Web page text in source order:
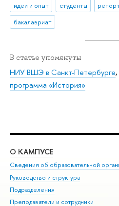
идеи и опыт студенты
бакалавриат
В статье упомянуты
НИУ ВШЭ в Санкт-Петербурге,
программа «История»
О КАМПУСЕ
Сведения об образовательной
Руководство и структура
Подразделения
Преподаватели и сотрудники